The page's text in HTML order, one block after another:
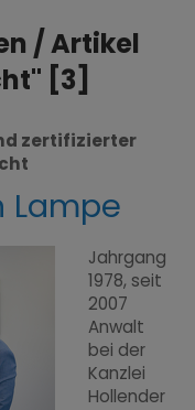
/ Artikel
[3]
zertifizierter
Lampe
Jahrgang
1978, seit
2007
Anwalt
bei der
Kanzlei
Hollender